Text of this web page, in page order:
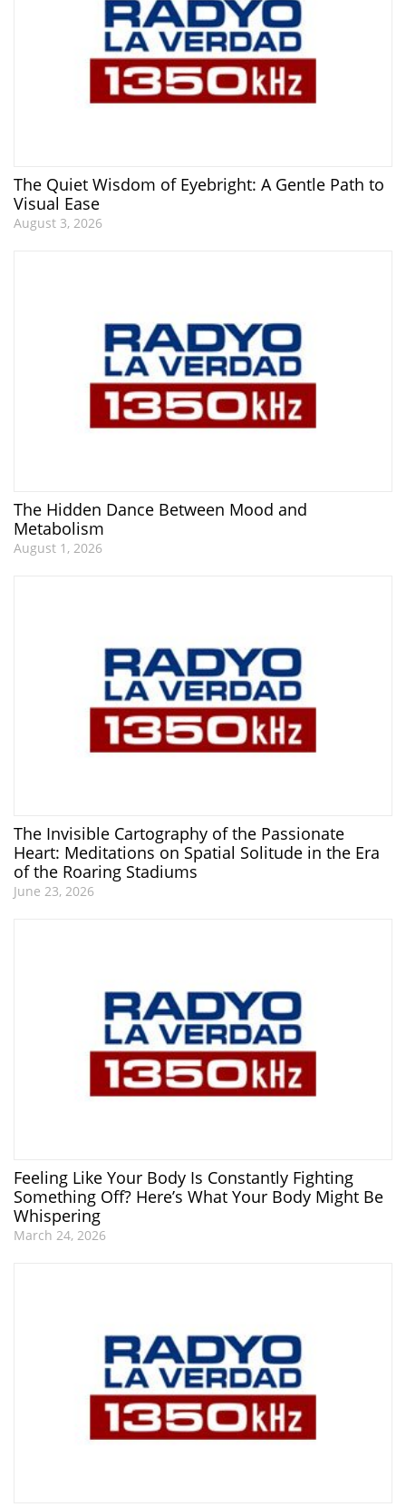
The Quiet Wisdom of Eyebright: A Gentle Path to
Visual Ease
August 3, 2026
The Hidden Dance Between Mood and
Metabolism
August 1, 2026
The Invisible Cartography of the Passionate
Heart: Meditations on Spatial Solitude in the Era
of the Roaring Stadiums
June 23, 2026
Feeling Like Your Body Is Constantly Fighting
Something Off? Here’s What Your Body Might Be
Whispering
March 24, 2026